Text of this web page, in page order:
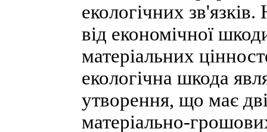
екологічних
від економічної
матеріальних
екологічна шкода
утворення, що має
матеріально-